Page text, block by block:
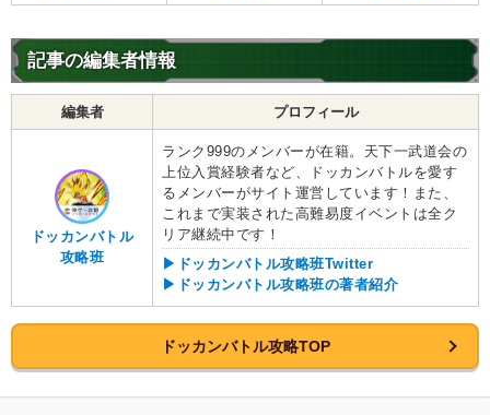
記事の編集者情報
編集者 プロフィール
ドッカンバトル
攻略班
ランク999のメンバーが在籍。天下一武道会の
上位入賞経験者など、ドッカンバトルを愛す
るメンバーがサイト運営しています！また、
これまで実装された高難易度イベントは全ク
リア継続中です！
▶ドッカンバトル攻略班Twitter
▶ドッカンバトル攻略班の著者紹介
ドッカンバトル攻略TOP